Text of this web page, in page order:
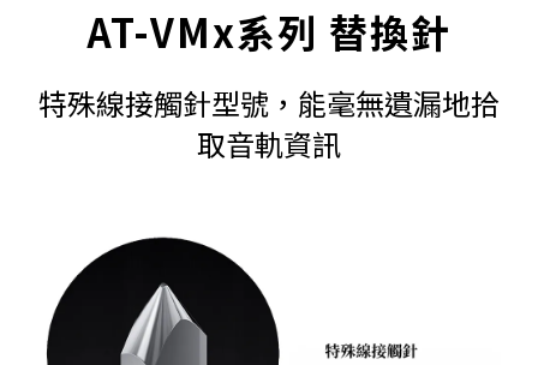
AT-VMx系列 替換針
特殊線接觸針型號，能毫無遺漏地拾
取音軌資訊